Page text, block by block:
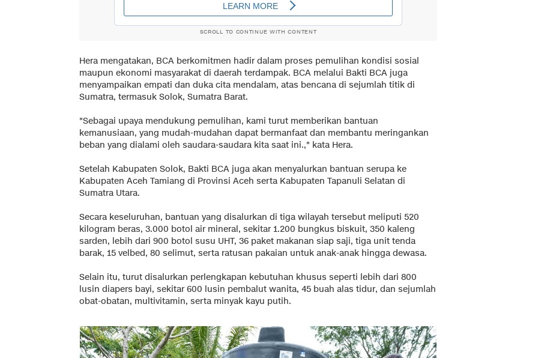
SCROLL TO CONTINUE WITH CONTENT
Hera mengatakan, BCA berkomitmen hadir dalam proses pemulihan kondisi sosial
maupun ekonomi masyarakat di daerah terdampak. BCA melalui Bakti BCA juga
menyampaikan empati dan duka cita mendalam, atas bencana di sejumlah titik di
Sumatra, termasuk Solok, Sumatra Barat.
"Sebagai upaya mendukung pemulihan, kami turut memberikan bantuan
kemanusiaan, yang mudah-mudahan dapat bermanfaat dan membantu meringankan
beban yang dialami oleh saudara-saudara kita saat ini.," kata Hera.
Setelah Kabupaten Solok, Bakti BCA juga akan menyalurkan bantuan serupa ke
Kabupaten Aceh Tamiang di Provinsi Aceh serta Kabupaten Tapanuli Selatan di
Sumatra Utara.
Secara keseluruhan, bantuan yang disalurkan di tiga wilayah tersebut meliputi 520
kilogram beras, 3.000 botol air mineral, sekitar 1.200 bungkus biskuit, 350 kaleng
sarden, lebih dari 900 botol susu UHT, 36 paket makanan siap saji, tiga unit tenda
barak, 15 velbed, 80 selimut, serta ratusan pakaian untuk anak-anak hingga dewasa.
Selain itu, turut disalurkan perlengkapan kebutuhan khusus seperti lebih dari 800
lusin diapers bayi, sekitar 600 lusin pembalut wanita, 45 buah alas tidur, dan sejumlah
obat-obatan, multivitamin, serta minyak kayu putih.